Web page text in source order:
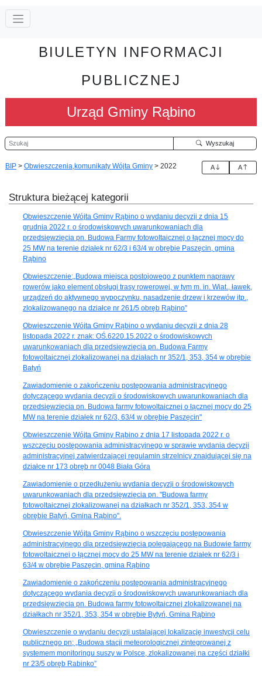
BIULETYN INFORMACJI
PUBLICZNEJ
Urząd Gminy Rąbino
Szukaj Wyszukaj
BIP > Obwieszczenia,komunikaty Wójta Gminy > 2022 A A
Struktura bieżącej kategorii
Obwieszczenie Wójta Gminy Rąbino o wydaniu decyzji z dnia 15
grudnia 2022 r. o środowiskowych uwarunkowaniach dla
przedsięwzięcia pn. Budowa Farmy fotowoltaicznej o łącznej mocy do
25 MW na terenie działek nr 62/3 i 63/4 w obrębie Paszęcin, gmina
Rąbino
Obwieszczenie:„Budowa miejsca postojowego z punktem naprawy
rowerów jako element obsługi trasy rowerowej, w tym m. in. Wiat., ławek,
urządzeń do aktywnego wypoczynku, nasadzenie drzew i krzewów itp.,
zlokalizowanego na działce nr 261/5 obręb Rąbino"
Obwieszczenie Wójta Gminy Rąbino o wydaniu decyzji z dnia 28
listopada 2022 r. znak: OŚ.6220.15.2022 o środowiskowych
uwarunkowaniach dla przedsięwzięcia pn. Budowa Farmy
fotowoltaicznej zlokalizowanej na działach nr 352/1, 353, 354 w obrębie
Batyń
Zawiadomienie o zakończeniu postępowania administracyjnego
dotyczącego wydania decyzji o środowiskowych uwarunkowaniach dla
przedsięwzięcia pn. Budowa farmy fotowoltaicznej o łącznej mocy do 25
MW na terenie działek nr 62/3, 63/4 w obrębie Paszęcin"
Obwieszczenie Wójta Gminy Rąbino z dnia 17 listopada 2022 r. o
wszczęciu postępowania administracyjnego w sprawie wydania decyzji
administracyjnej zatwierdzającej regulamin strzelnicy znajdującej się na
działce nr 173 obręb nr 0048 Biała Góra
Zawiadomienie o przedłużeniu wydania decyzji o środowiskowych
uwarunkowaniach dla przedsięwzięcia pn. "Budowa farmy
fotowoltaicznej zlokalizowanej na działkach nr 352/1, 353, 354 w
obrębie Batyń, Gmina Rąbino".
Obwieszczenie Wójta Gminy Rąbino o wszczęciu postępowania
administracyjnego dla przedsięwzięcia polegającego na Budowie farmy
fotowoltaicznej o łącznej mocy do 25 MW na terenie działek nr 62/3 i
63/4 w obrębie Paszęcin, gmina Rąbino
Zawiadomienie o zakończeniu postępowania administracyjnego
dotyczącego wydania decyzji o środowiskowych uwarunkowaniach dla
przedsięwzięcia pn. Budowa farmy fotowoltaicznej zlokalizowanej na
działkach nr 352/1, 353, 354 w obrębie Bytyń, Gmina Rąbino
Obwieszczenie o wydaniu decyzji ustalającej lokalizację inwestycji celu
publicznego pn; „Budowa stacji meteorologicznej zintegrowanej z
systemem monitoringu suszy w Polsce, zlokalizowanej na części działki
nr 23/5 obręb Rabinko”